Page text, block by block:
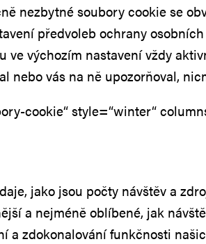
nezbytné soubory cookie se
předvoleb ochrany
výchozím nastavení vždy
nebo vás na ně upozorňoval,
cookie“ style=“winter“
jako jsou počty návštěv a
a nejméně oblíbené, jak
a zdokonalování funkčnosti